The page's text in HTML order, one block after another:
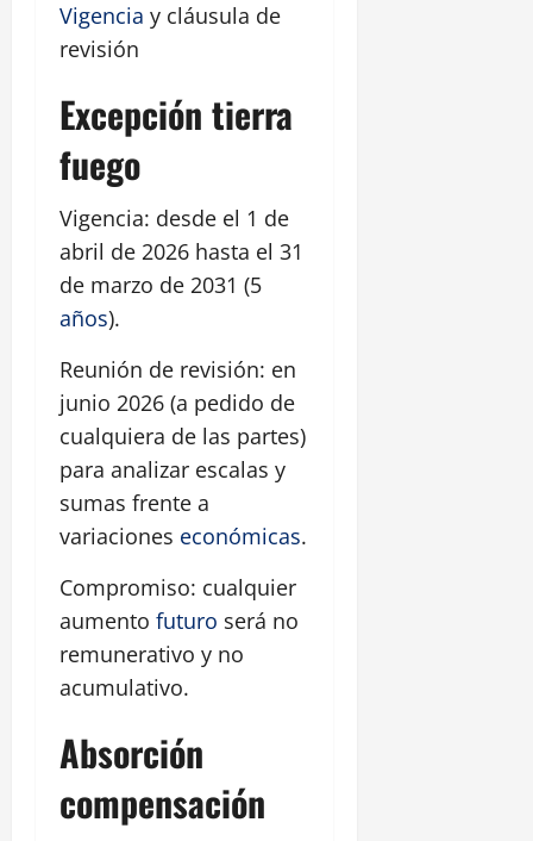
Vigencia y cláusula de
revisión
Excepción tierra
fuego
Vigencia: desde el 1 de
abril de 2026 hasta el 31
de marzo de 2031 (5
años).
Reunión de revisión: en
junio 2026 (a pedido de
cualquiera de las partes)
para analizar escalas y
sumas frente a
variaciones económicas.
Compromiso: cualquier
aumento futuro será no
remunerativo y no
acumulativo.
Absorción
compensación